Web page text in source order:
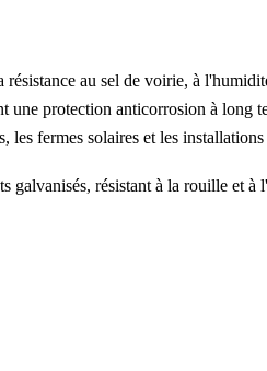
au sel de voirie, à
protection anticorrosion à long
les fermes solaires et les
galvanisés, résistant à la rouille et